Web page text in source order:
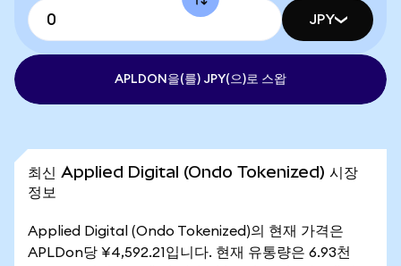
JPY
APLDON을(를) JPY(으)로 스왑
최신 Applied Digital (Ondo Tokenized) 시장
정보
Applied Digital (Ondo Tokenized)의 현재 가격은
APLDon당 ¥4,592.21입니다. 현재 유통량은 6.93천